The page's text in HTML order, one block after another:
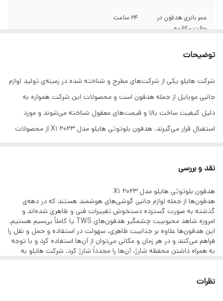
عمر باتری هدفون در
حالت مکالمه
۲۴ ساعت
محدوده عملکرد
ظرفتی باطری ۳۰۰ میلی آمپر ساعت
عمر باتری هدفون در
سایر مشخصات
دارای استاندارد IPX۴ - ENC - برای پخش/توقف
روی هر یک از هدفون ها دوبار کلیک کنید - برای
Skip track backward/forward روی هدفون
چپ/راست سه بار کلیک کنید. - برای سوییچ به
مود گیمینگ هدفون چپ/راست را فشار داده و
نگه دارید
ویژگی‌های خاص
توضیحات
شرکت هایلو یکی از شرکت‌های مطرح و شناخته شده در زمینه‌ی تولید لوازم
جانبی موبایل از جمله هدفون است و محصولات این شرکت همواره به
دلیل کیفیت ساخت بالا و قیمت‌های معقول شناخته می‌شوند و مورد
استقبال قرار می‌گیرند. هدفون بلوتوثی هایلو مدل X1 2023 از محصولات
TWS یا کاملاً بی‌سیم عمر باتری قابل توجه‌ای دارد و می‌تواند در حالت
مکالمه تا 24 ساعت و در حالت پخش موسیقی تا 5.5 ساعت شارژردهی
داشته باشد و در مدت زمان قابل قبولی مجدداً شارژ شود. همچنین محفظه
شارژ این هدفون در زمان نسبتاً کوتاهی قابلیت شارژ دارد. این هدفون دارای
استاندارد IPX4 و ENC است و این موضوع به ارزش خرید آن می‌افزاید.
نقد و بررسی
هدفون بلوتوثی هایلو مدل X1 2023
هدفون‌ها از جمله لوازم جانبی گوشی‌های هوشمند هستند که در دهه‌ی
گذشته به صورت گسترده دستخوش تغییرات فنی و ظاهری شده‌اند و
امروزه شاهد محبوبیت چشمگیر هدفون‌های TWS یا کاملاً بی‌سیم هستیم.
این هدفون‌ها علاوه بر جذابیت ظاهری، سهولت در استفاده و حمل و نقل را
فراهم می‌کنند و در هر زمان و مکانی می‌توان از آن‌ها استفاده کرد و با توجه
به همراه داشتن محفظه شارژ، آن‌ها را مجدداً شارژ کرد. شرکت هایلو به
از محصولات پرطرفدار در این زمینه لقب داد. این هدفون یکی از محصولات
نظرات